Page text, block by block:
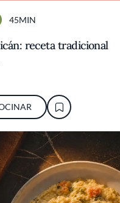
45MIN
receta tradicional